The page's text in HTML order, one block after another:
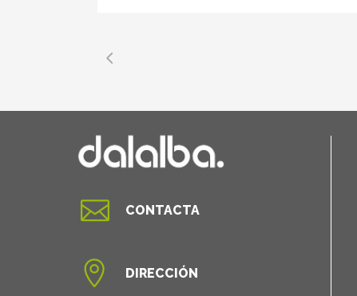
 CONTACTA

DIRECCIÓN